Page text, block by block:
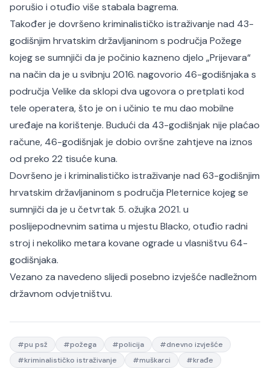
porušio i otuđio više stabala bagrema.
Također je dovršeno kriminalističko istraživanje nad 43-
godišnjim hrvatskim državljaninom s područja Požege
kojeg se sumnjiči da je počinio kazneno djelo „Prijevara“
na način da je u svibnju 2016. nagovorio 46-godišnjaka s
područja Velike da sklopi dva ugovora o pretplati kod
tele operatera, što je on i učinio te mu dao mobilne
uređaje na korištenje. Budući da 43-godišnjak nije plaćao
račune, 46-godišnjak je dobio ovršne zahtjeve na iznos
od preko 22 tisuće kuna.
Dovršeno je i kriminalističko istraživanje nad 63-godišnjim
hrvatskim državljaninom s područja Pleternice kojeg se
sumnjiči da je u četvrtak 5. ožujka 2021. u
poslijepodnevnim satima u mjestu Blacko, otuđio radni
stroj i nekoliko metara kovane ograde u vlasništvu 64-
godišnjaka.
Vezano za navedeno slijedi posebno izvješće nadležnom
državnom odvjetništvu.
#pu psž #požega #policija #dnevno izvješće
#kriminalističko istraživanje #muškarci #krađe